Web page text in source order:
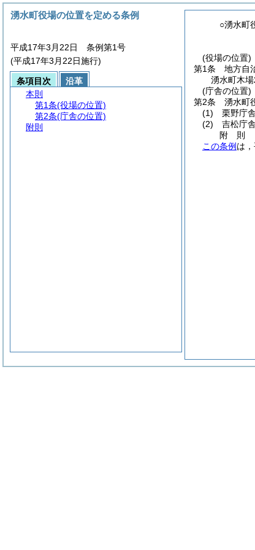
○湧水町
(役場の位置)
第1条
地方自
湧水町木
(庁舎の位置)
第2条
湧水町
(1)
栗野庁
(2)
吉松庁
附 則
この条例 は
湧水町役場の位置を定める条例
平成17年3月22日 条例第1号
(平成17年3月22日施行)
条項目次
沿革
本則
第1条(役場の位置)
第2条(庁舎の位置)
附則